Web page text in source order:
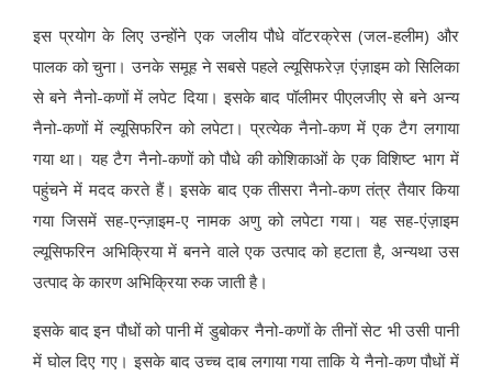
इस प्रयोग के लिए उन्होंने एक जलीय पौधे वॉटरक्रेस (जल-हलीम) और
पालक को चुना। उनके समूह ने सबसे पहले ल्यूसिफरेज़ एंज़ाइम को सिलिका
से बने नैनो-कणों में लपेट दिया। इसके बाद पॉलीमर पीएलजीए से बने अन्य
नैनो-कणों में ल्यूसिफरिन को लपेटा। प्रत्येक नैनो-कण में एक टैग लगाया
गया था। यह टैग नैनो-कणों को पौधे की कोशिकाओं के एक विशिष्ट भाग में
पहुंचने में मदद करते हैं। इसके बाद एक तीसरा नैनो-कण तंत्र तैयार किया
गया जिसमें सह-एन्ज़ाइम-ए नामक अणु को लपेटा गया। यह सह-एंज़ाइम
ल्यूसिफरिन अभिक्रिया में बनने वाले एक उत्पाद को हटाता है, अन्यथा उस
उत्पाद के कारण अभिक्रिया रुक जाती है।
इसके बाद इन पौधों को पानी में डुबोकर नैनो-कणों के तीनों सेट भी उसी पानी
में घोल दिए गए। इसके बाद उच्च दाब लगाया गया ताकि ये नैनो-कण पौधों में